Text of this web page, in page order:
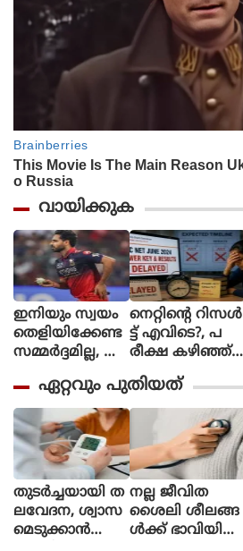
വായിക്കുക
ഇനിയും സ്വയം
തെളിയിക്കേണ്ട
സമ്മർദ്ദമില്ല, അ
ഭിച്ചാൽ സ
ന്തോഷം അത്ര
മാത്രം : ഭുവ
നേശ്വർ കുമാർ
നെറ്റിൻ്റെ റിസൾ
ട്ട് എവിടെ?, പ
രീക്ഷ കഴിഞ്ഞ്
ഒരു മാസ
മായിട്ടും ഉത്തര
സൂചിക
പോലുമില്ല, ആ
ശങ്കയിൽ
വിദ്യാർഥികൾ
ഏറ്റവും പുതിയത്
തുടർച്ചയായി ത
ലവേദന, ശ്വാസ
മെടുക്കാൻ
നല്ല ജീവിത
ശൈലി ശീലങ്ങ
ള്‍ക്ക് ഭാവിയിലെ